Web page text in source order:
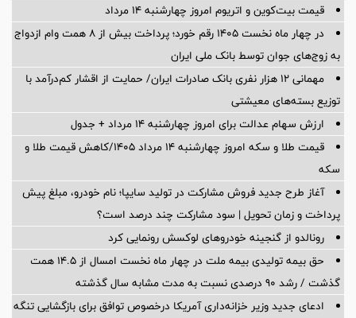
قیمت بیت‌کوین و اتریوم امروز چهارشنبه ۱۴ مرداد
در چهار ماه نخست ۱۴۰۵ رقم خورد؛ پرداخت بیش از ۸ همت وام ازدواج
به زوج‌های جوان توسط بانک ملی ایران
مهمانی ۱۲ هزار نفری بانک صادرات ایران/ حمایت از اقشار کم‌درآمد با
توزیع بسته‌های معیشتی
ارزش سهام عدالت برای امروز چهارشنبه ۱۴ مرداد + جدول
قیمت طلا و سکه امروز چهارشنبه ۱۴ مرداد ۱۴۰۵/کاهش قیمت طلا و
سکه
آغاز طرح جدید فروش مشارکت در تولید سایپا؛ نام خودرو، مبلغ پیش
پرداخت و زمان تحویل | سود مشارکت چند درصد است؟
رونالدو از گنجینه خودروهای لوکسش رونمایی کرد
حق بیمه تولیدی بیمه ملت در چهار ماه نخست امسال از 14.5 همت
گذشت / رشد 90 درصدی نسبت به مدت مشابه سال گذشته
ادعای جدید وزیر خزانه‌داری آمریکا درخصوص توافق برای بازگشایی تنگه